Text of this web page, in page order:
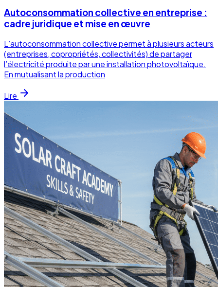
Autoconsommation collective en entreprise :
cadre juridique et mise en œuvre
L’autoconsommation collective permet à plusieurs acteurs
(entreprises, copropriétés, collectivités) de partager
l’électricité produite par une installation photovoltaïque.
En mutualisant la production
Lire